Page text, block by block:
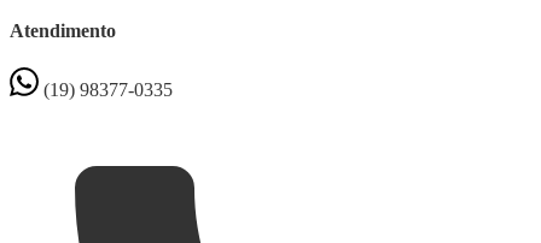
Atendimento
(19) 98377-0335